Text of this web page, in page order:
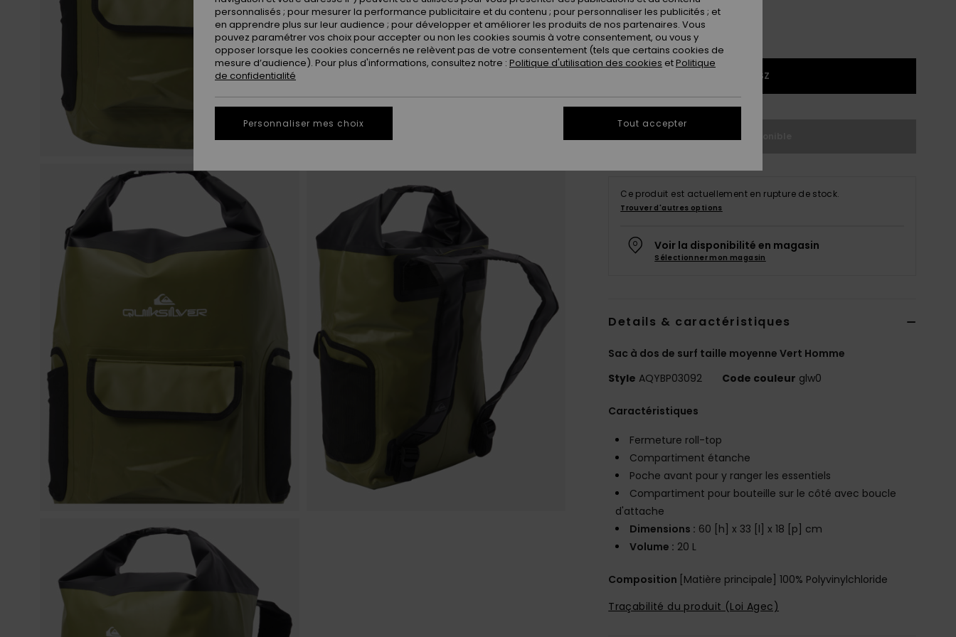
1SZ
Ce produit est actuellement en rupture de stock.
Trouver d'autres options
Voir la disponibilité en magasin
Sélectionner mon magasin
Details & caractéristiques
Sac à dos de surf taille moyenne Vert Homme
Style AQYBP03092 Code couleur glw0
Caractéristiques
Fermeture roll-top
Compartiment étanche
Poche avant pour y ranger les essentiels
Compartiment pour bouteille sur le côté avec boucle
d'attache
Dimensions : 60 [h] x 33 [l] x 18 [p] cm
Volume : 20 L
Composition [Matière principale] 100% Polyvinylchloride
Traçabilité du produit (Loi Agec)
personnalisés ; pour mesurer la performance publicitaire et du contenu ; pour personnaliser les publicités ; et
en apprendre plus sur leur audience ; pour développer et améliorer les produits de nos partenaires. Vous
pouvez paramétrer vos choix pour accepter ou non les cookies soumis à votre consentement, ou vous y
opposer lorsque les cookies concernés ne relèvent pas de votre consentement (tels que certains cookies de
mesure d’audience). Pour plus d'informations, consultez notre : Politique d'utilisation des cookies etPolitique
de confidentialité
Personnaliser mes choix Tout accepter